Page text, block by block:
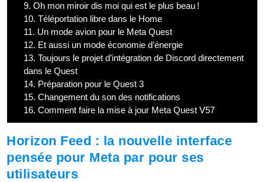
9. Oh mon miroir dis moi qui est le plus beau !
10. Téléportation libre dans le Home
11. Un mode avion pour le Meta Quest
12. Et aussi un mode économie d’énergie
13. Toujours le projet d’intégration de Discord directement
dans le Quest
14. Préparation pour le Quest 3
15. Changement du son des notifications
16. Comment faire la mise à jour Meta Quest V57
Horizon Feed : la nouvelle interface
pensée pour Meta par pour ses
utilisateurs